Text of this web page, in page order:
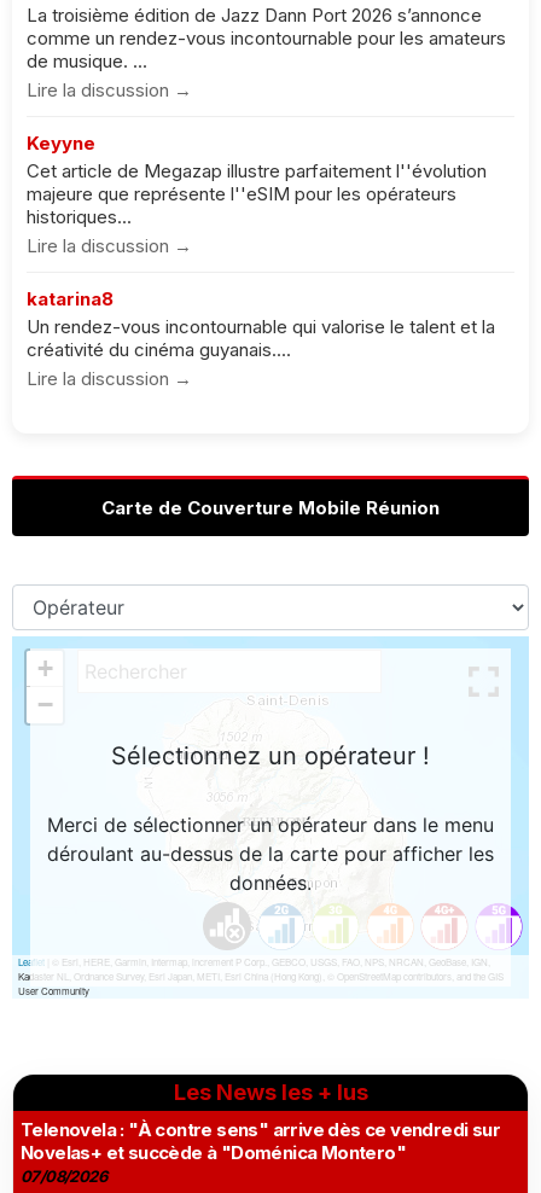
La troisième édition de Jazz Dann Port 2026 s’annonce
comme un rendez-vous incontournable pour les amateurs
de musique. ...
Lire la discussion →
Keyyne
Cet article de Megazap illustre parfaitement l''évolution
majeure que représente l''eSIM pour les opérateurs
historiques...
Lire la discussion →
katarina8
Un rendez-vous incontournable qui valorise le talent et la
créativité du cinéma guyanais....
Lire la discussion →
Carte de Couverture Mobile Réunion
Les News les + lus
Telenovela : "À contre sens" arrive dès ce vendredi sur
Novelas+ et succède à "Doménica Montero"
07/08/2026